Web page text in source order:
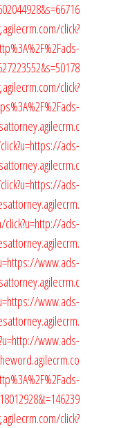
click?
click?
ads-
ads-
click?u=http://ads-
www.ads-
www.ads-
www.ads-
click?